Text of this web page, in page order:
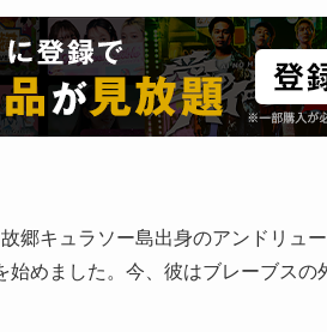
郷キュラソー島出身のアンドリュ
めました。今、彼はブレーブスの